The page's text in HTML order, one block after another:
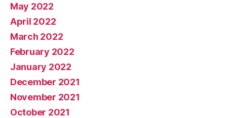
May 2022
April 2022
March 2022
February 2022
January 2022
December 2021
November 2021
October 2021